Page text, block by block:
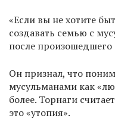
«Если вы не хотите
создавать семью с
после произошедшего
Он признал, что
мусульманами как
более. Торнаги
это «утопия».